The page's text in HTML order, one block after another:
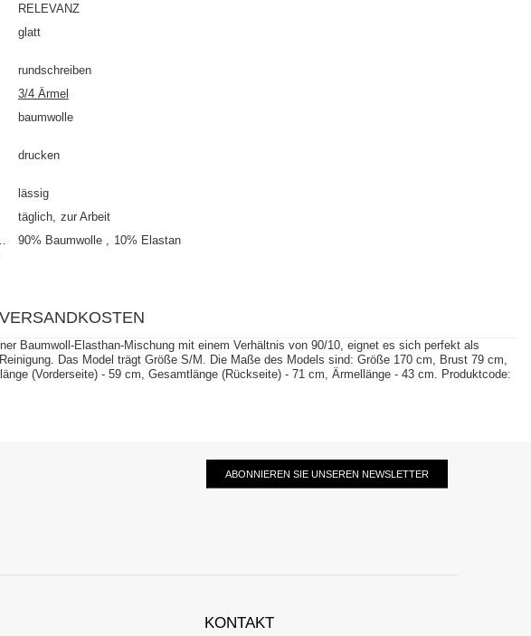
RELEVANZ
glatt
rundschreiben
3/4 Ärmel
baumwolle
drucken
lässig
täglich zur Arbeit
90% Baumwolle 10% Elastan
VERSANDKOSTEN
Baumwoll-Elasthan-Mischung mit einem Verhältnis von 90/10, eignet es sich perfekt als
Das Model trägt Größe S/M. Die Maße des Models sind: Größe 170 cm, Brust 79 cm,
(Vorderseite) - 59 cm, Gesamtlänge (Rückseite) - 71 cm, Ärmellänge - 43 cm. Produktcode:
ABONNIEREN SIE UNSEREN NEWSLETTER
KONTAKT